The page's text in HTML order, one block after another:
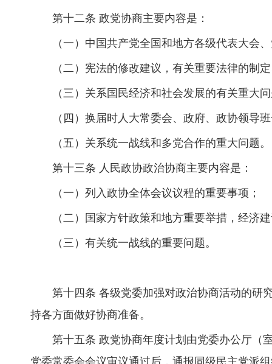
第十二条 政党协商主要内容是：
（一）中国共产党全国和地方各级代表大会
（二）宪法的修改建议，有关重要法律的制
（三）关系国民经济和社会发展的有关重大
（四）换届时人大常委会、政府、政协领导
（五）关系统一战线和多党合作的重大问题。
第十三条 人民政协政治协商主要内容是：
（一）列入政协全体会议议程的重要事项；
（二）国家方针政策和地方重要举措，经济
（三）有关统一战线的重要问题。
第十四条 各级党委加强对政治协商活动的研
持各方面做好协商准备。
第十五条 政党协商年度计划由党委办公厅（
党委常委会会议审议通过后，通报同级民主党派